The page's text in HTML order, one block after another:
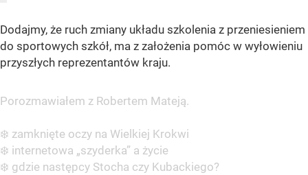
Dodajmy, że ruch zmiany układu szkolenia z przeniesieniem
do sportowych szkół, ma z założenia pomóc w wyłowieniu
przyszłych reprezentantów kraju.
Porozmawiałem z Robertem Mateją.
❄️ zamknięte oczy na Wielkiej Krokwi
❄️ internetowa „szyderka” a życie
❄️ gdzie następcy Stocha czy Kubackiego?